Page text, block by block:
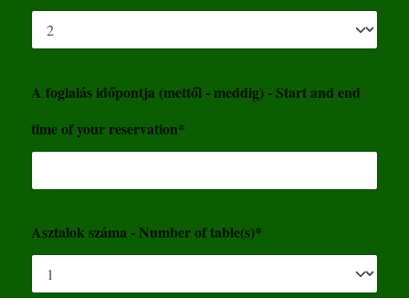
A foglalás időpontja (mettől - meddig) - Start and end
time of your reservation*
Asztalok száma - Number of table(s)*